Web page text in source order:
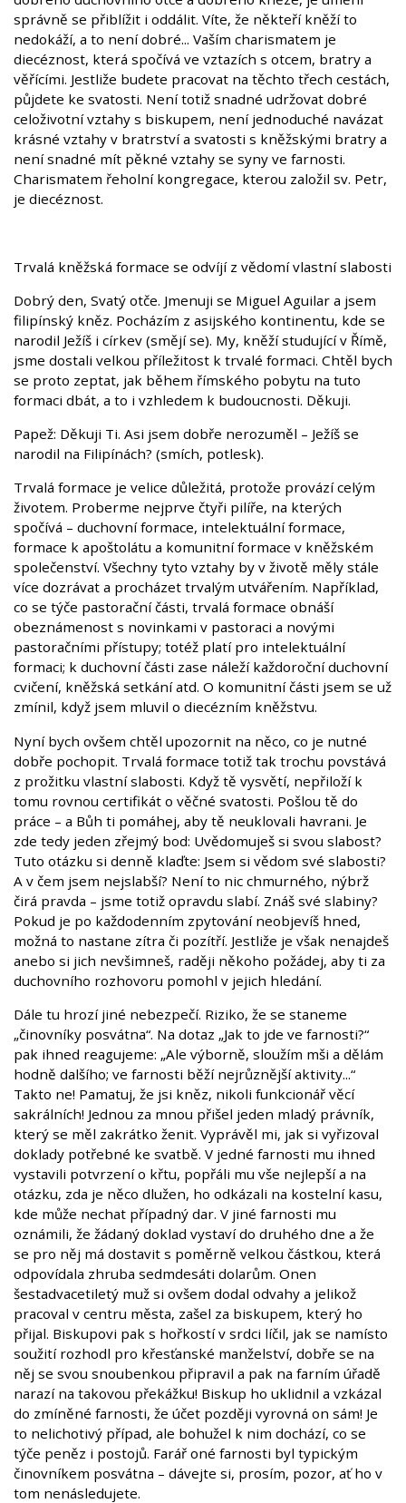
správně se přiblížit i oddálit. Víte, že někteří kněží to
nedokáží, a to není dobré... Vaším charismatem je
diecéznost, která spočívá ve vztazích s otcem, bratry a
věřícími. Jestliže budete pracovat na těchto třech cestách,
půjdete ke svatosti. Není totiž snadné udržovat dobré
celoživotní vztahy s biskupem, není jednoduché navázat
krásné vztahy v bratrství a svatosti s kněžskými bratry a
není snadné mít pěkné vztahy se syny ve farnosti.
Charismatem řeholní kongregace, kterou založil sv. Petr,
je diecéznost.
Trvalá kněžská formace se odvíjí z vědomí vlastní slabosti
Dobrý den, Svatý otče. Jmenuji se Miguel Aguilar a jsem
filipínský kněz. Pocházím z asijského kontinentu, kde se
narodil Ježíš i církev (smějí se). My, kněží studující v Římě,
jsme dostali velkou příležitost k trvalé formaci. Chtěl bych
se proto zeptat, jak během římského pobytu na tuto
formaci dbát, a to i vzhledem k budoucnosti. Děkuji.
Papež: Děkuji Ti. Asi jsem dobře nerozuměl – Ježíš se
narodil na Filipínách? (smích, potlesk).
Trvalá formace je velice důležitá, protože provází celým
životem. Proberme nejprve čtyři pilíře, na kterých
spočívá – duchovní formace, intelektuální formace,
formace k apoštolátu a komunitní formace v kněžském
společenství. Všechny tyto vztahy by v životě měly stále
více dozrávat a procházet trvalým utvářením. Například,
co se týče pastorační části, trvalá formace obnáší
obeznámenost s novinkami v pastoraci a novými
pastoračními přístupy; totéž platí pro intelektuální
formaci; k duchovní části zase náleží každoroční duchovní
cvičení, kněžská setkání atd. O komunitní části jsem se už
zmínil, když jsem mluvil o diecézním kněžstvu.
Nyní bych ovšem chtěl upozornit na něco, co je nutné
dobře pochopit. Trvalá formace totiž tak trochu povstává
z prožitku vlastní slabosti. Když tě vysvětí, nepřiloží k
tomu rovnou certifikát o věčné svatosti. Pošlou tě do
práce – a Bůh ti pomáhej, aby tě neuklovali havrani. Je
zde tedy jeden zřejmý bod: Uvědomuješ si svou slabost?
Tuto otázku si denně klaďte: Jsem si vědom své slabosti?
A v čem jsem nejslabší? Není to nic chmurného, nýbrž
čirá pravda – jsme totiž opravdu slabí. Znáš své slabiny?
Pokud je po každodenním zpytování neobjevíš hned,
možná to nastane zítra či pozítří. Jestliže je však nenajdeš
anebo si jich nevšimneš, raději někoho požádej, aby ti za
duchovního rozhovoru pomohl v jejich hledání.
Dále tu hrozí jiné nebezpečí. Riziko, že se staneme
„činovníky posvátna“. Na dotaz „Jak to jde ve farnosti?“
pak ihned reagujeme: „Ale výborně, sloužím mši a dělám
hodně dalšího; ve farnosti běží nejrůznější aktivity...“
Takto ne! Pamatuj, že jsi kněz, nikoli funkcionář věcí
sakrálních! Jednou za mnou přišel jeden mladý právník,
který se měl zakrátko ženit. Vyprávěl mi, jak si vyřizoval
doklady potřebné ke svatbě. V jedné farnosti mu ihned
vystavili potvrzení o křtu, popřáli mu vše nejlepší a na
otázku, zda je něco dlužen, ho odkázali na kostelní kasu,
kde může nechat případný dar. V jiné farnosti mu
oznámili, že žádaný doklad vystaví do druhého dne a že
se pro něj má dostavit s poměrně velkou částkou, která
odpovídala zhruba sedmdesáti dolarům. Onen
šestadvacetiletý muž si ovšem dodal odvahy a jelikož
pracoval v centru města, zašel za biskupem, který ho
přijal. Biskupovi pak s hořkostí v srdci líčil, jak se namísto
soužití rozhodl pro křesťanské manželství, dobře se na
něj se svou snoubenkou připravil a pak na farním úřadě
narazí na takovou překážku! Biskup ho uklidnil a vzkázal
do zmíněné farnosti, že účet později vyrovná on sám! Je
to nelichotivý případ, ale bohužel k nim dochází, co se
týče peněz i postojů. Farář oné farnosti byl typickým
činovníkem posvátna – dávejte si, prosím, pozor, ať ho v
tom nenásledujete.